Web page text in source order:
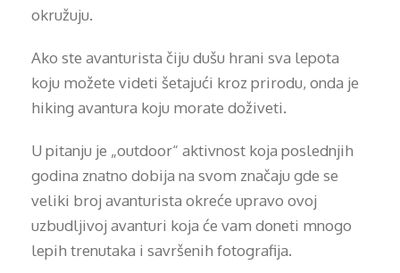
okružuju.
Ako ste avanturista čiju dušu hrani sva lepota
koju možete videti šetajući kroz prirodu, onda je
hiking avantura koju morate doživeti.
U pitanju je „outdoor“ aktivnost koja poslednjih
godina znatno dobija na svom značaju gde se
veliki broj avanturista okreće upravo ovoj
uzbudljivoj avanturi koja će vam doneti mnogo
lepih trenutaka i savršenih fotografija.